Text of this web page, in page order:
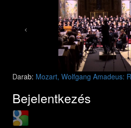
Darab: Mozart, Wolfgang Amadeus:
Bejelentkezés
Login with Google